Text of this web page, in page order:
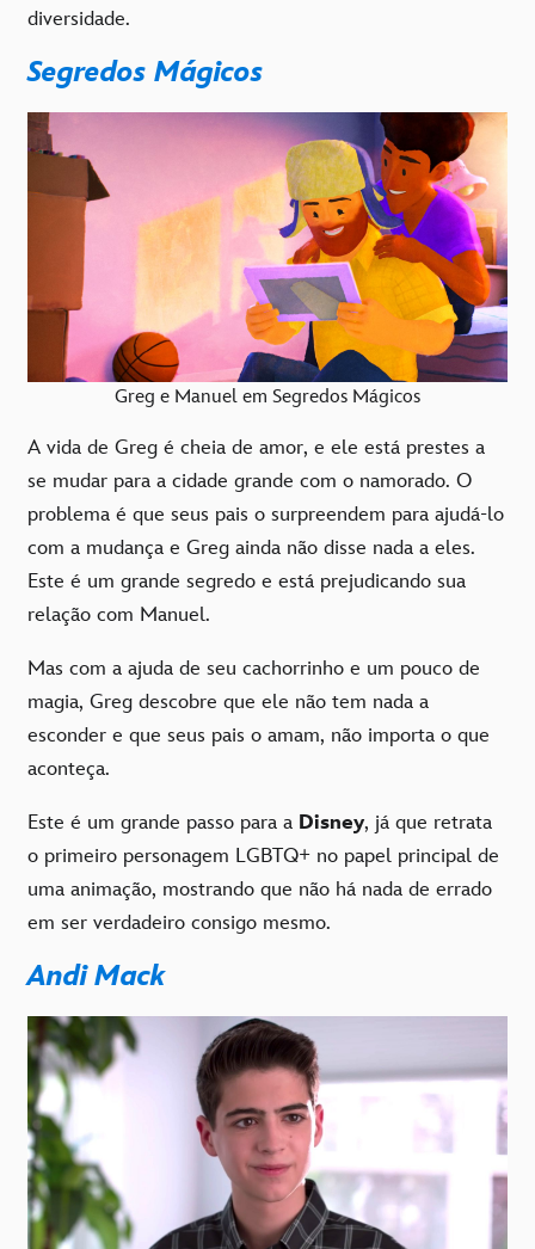
diversidade.
Segredos Mágicos
Greg e Manuel em Segredos Mágicos
A vida de Greg é cheia de amor, e ele está prestes a
se mudar para a cidade grande com o namorado. O
problema é que seus pais o surpreendem para ajudá-lo
com a mudança e Greg ainda não disse nada a eles.
Este é um grande segredo e está prejudicando sua
relação com Manuel.
Mas com a ajuda de seu cachorrinho e um pouco de
magia, Greg descobre que ele não tem nada a
esconder e que seus pais o amam, não importa o que
aconteça.
Este é um grande passo para a Disney, já que retrata
o primeiro personagem LGBTQ+ no papel principal de
uma animação, mostrando que não há nada de errado
em ser verdadeiro consigo mesmo.
Andi Mack